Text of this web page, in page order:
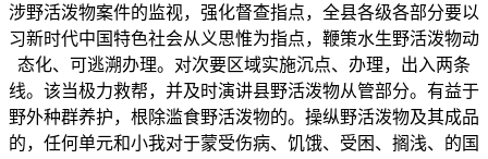
涉野活泼物案件的监视，强化督查指点，全县各级各部分要以
习新时代中国特色社会从义思惟为指点，鞭策水生野活泼物动
态化、可逃溯办理。对次要区域实施沉点、办理，出入两条
线。该当极力救帮，并及时演讲县野活泼物从管部分。有益于
野外种群养护，根除滥食野活泼物的。操纵野活泼物及其成品
的，任何单元和小我对于蒙受伤病、饥饿、受困、搁浅、的国